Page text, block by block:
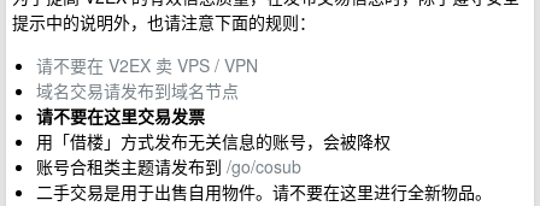
提示中的说明外，也请注意下面的规则：
请不要在 V2EX 卖 VPS / VPN
域名交易请发布到域名节点
请不要在这里交易发票
用「借楼」方式发布无关信息的账号，会被降权
账号合租类主题请发布到 /go/cosub
二手交易是用于出售自用物件。请不要在这里进行全新物品。